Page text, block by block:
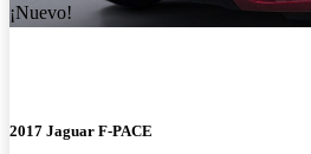
¡Nuevo!
2017 Jaguar F-PACE